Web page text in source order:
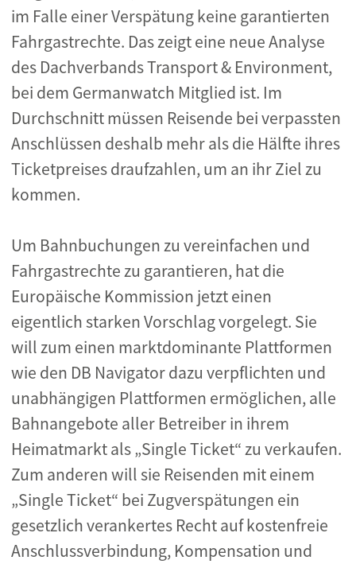
im Falle einer Verspätung keine garantierten
Fahrgastrechte. Das zeigt eine neue Analyse
des Dachverbands Transport & Environment,
bei dem Germanwatch Mitglied ist. Im
Durchschnitt müssen Reisende bei verpassten
Anschlüssen deshalb mehr als die Hälfte ihres
Ticketpreises draufzahlen, um an ihr Ziel zu
kommen.
Um Bahnbuchungen zu vereinfachen und
Fahrgastrechte zu garantieren, hat die
Europäische Kommission jetzt einen
eigentlich starken Vorschlag vorgelegt. Sie
will zum einen marktdominante Plattformen
wie den DB Navigator dazu verpflichten und
unabhängigen Plattformen ermöglichen, alle
Bahnangebote aller Betreiber in ihrem
Heimatmarkt als „Single Ticket“ zu verkaufen.
Zum anderen will sie Reisenden mit einem
„Single Ticket“ bei Zugverspätungen ein
gesetzlich verankertes Recht auf kostenfreie
Anschlussverbindung, Kompensation und